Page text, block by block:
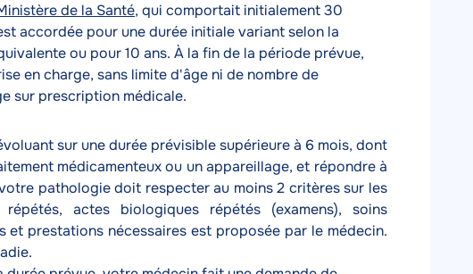
de la Santé, qui comportait initialement 30
accordée pour une durée initiale variant selon la
ou pour 10 ans. À la fin de la période prévue,
en charge, sans limite d'âge ni de nombre de
sur prescription médicale.
sur une durée prévisible supérieure à 6 mois, dont
médicamenteux ou un appareillage, et répondre à
pathologie doit respecter au moins 2 critères sur les
actes biologiques répétés (examens), soins
prestations nécessaires est proposée par le médecin.